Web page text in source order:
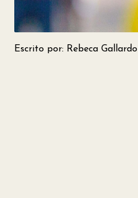
Escrito por: Rebeca Gallardo